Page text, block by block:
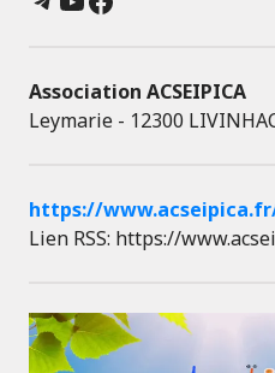
Association ACSEIPICA
Leymarie - 12300
https://
Lien RSS: https://